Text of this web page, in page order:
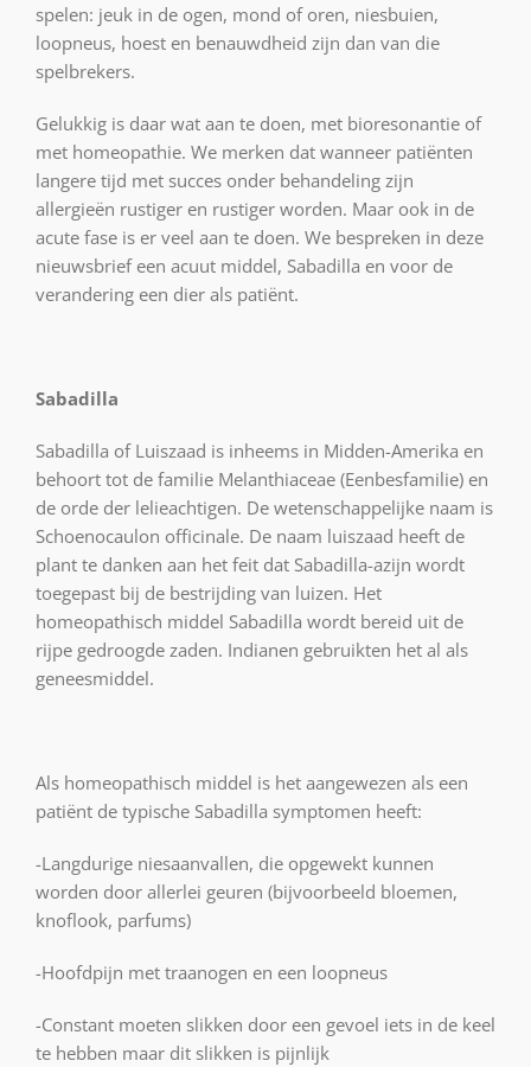
spelen: jeuk in de ogen, mond of oren, niesbuien,
loopneus, hoest en benauwdheid zijn dan van die
spelbrekers.
Gelukkig is daar wat aan te doen, met bioresonantie of
met homeopathie. We merken dat wanneer patiënten
langere tijd met succes onder behandeling zijn
allergieën rustiger en rustiger worden. Maar ook in de
acute fase is er veel aan te doen. We bespreken in deze
nieuwsbrief een acuut middel, Sabadilla en voor de
verandering een dier als patiënt.
Sabadilla
Sabadilla of Luiszaad is inheems in Midden-Amerika en
behoort tot de familie Melanthiaceae (Eenbesfamilie) en
de orde der lelieachtigen. De wetenschappelijke naam is
Schoenocaulon officinale. De naam luiszaad heeft de
plant te danken aan het feit dat Sabadilla-azijn wordt
toegepast bij de bestrijding van luizen. Het
homeopathisch middel Sabadilla wordt bereid uit de
rijpe gedroogde zaden. Indianen gebruikten het al als
geneesmiddel.
Als homeopathisch middel is het aangewezen als een
patiënt de typische Sabadilla symptomen heeft:
-Langdurige niesaanvallen, die opgewekt kunnen
worden door allerlei geuren (bijvoorbeeld bloemen,
knoflook, parfums)
-Hoofdpijn met traanogen en een loopneus
-Constant moeten slikken door een gevoel iets in de keel
te hebben maar dit slikken is pijnlijk